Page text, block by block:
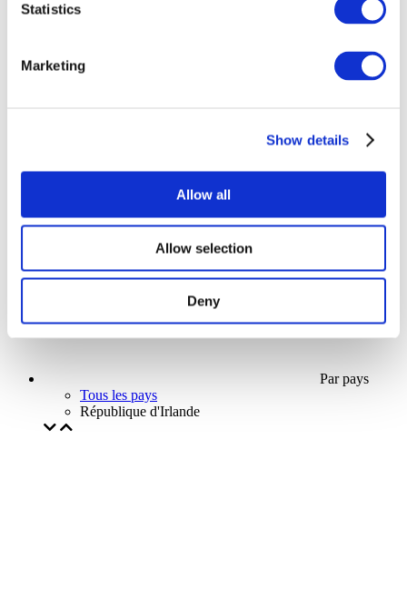
Statistics
Marketing
Show details
Allow all
Allow selection
Deny
Sans sous-genre
Appliquer
Par pays
Tous les pays
République d'Irlande